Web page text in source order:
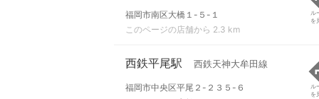
福岡市南区大橋１-５-１
このページの店舗から 2.3 km
ル
を
西鉄平尾駅 西鉄天神大牟田線
福岡市中央区平尾２-２３５-６
ル
を